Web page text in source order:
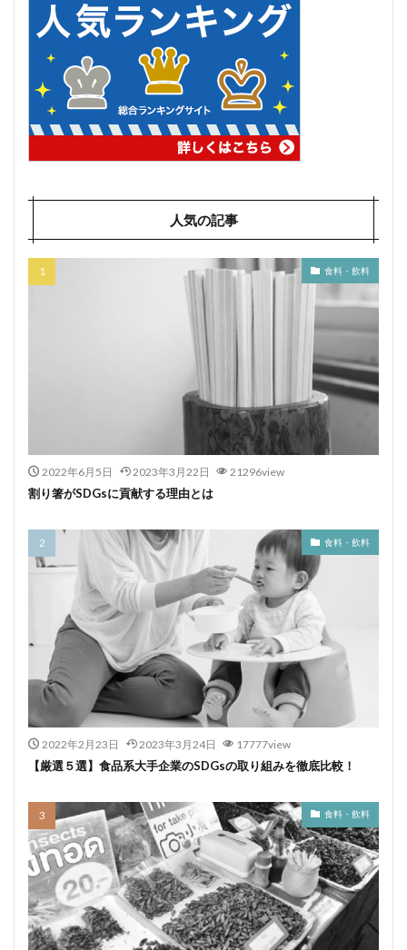
人気の記事
食料・飲料
2022年6月5日 2023年3月22日 21296view
割り箸がSDGsに貢献する理由とは
食料・飲料
2022年2月23日 2023年3月24日 17777view
【厳選５選】食品系大手企業のSDGsの取り組みを徹底比較！
食料・飲料